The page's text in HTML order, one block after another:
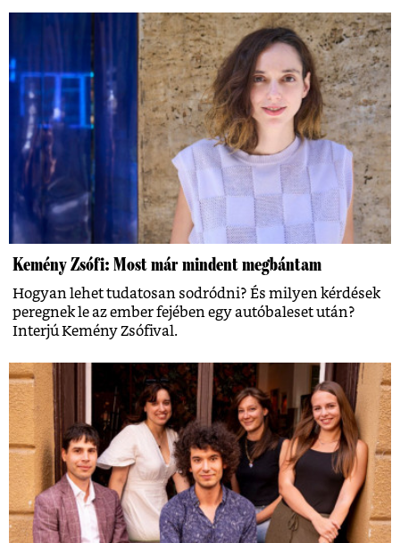
Kemény Zsófi: Most már mindent megbántam
Hogyan lehet tudatosan sodródni? És milyen kérdések
peregnek le az ember fejében egy autóbaleset után?
Interjú Kemény Zsófival.